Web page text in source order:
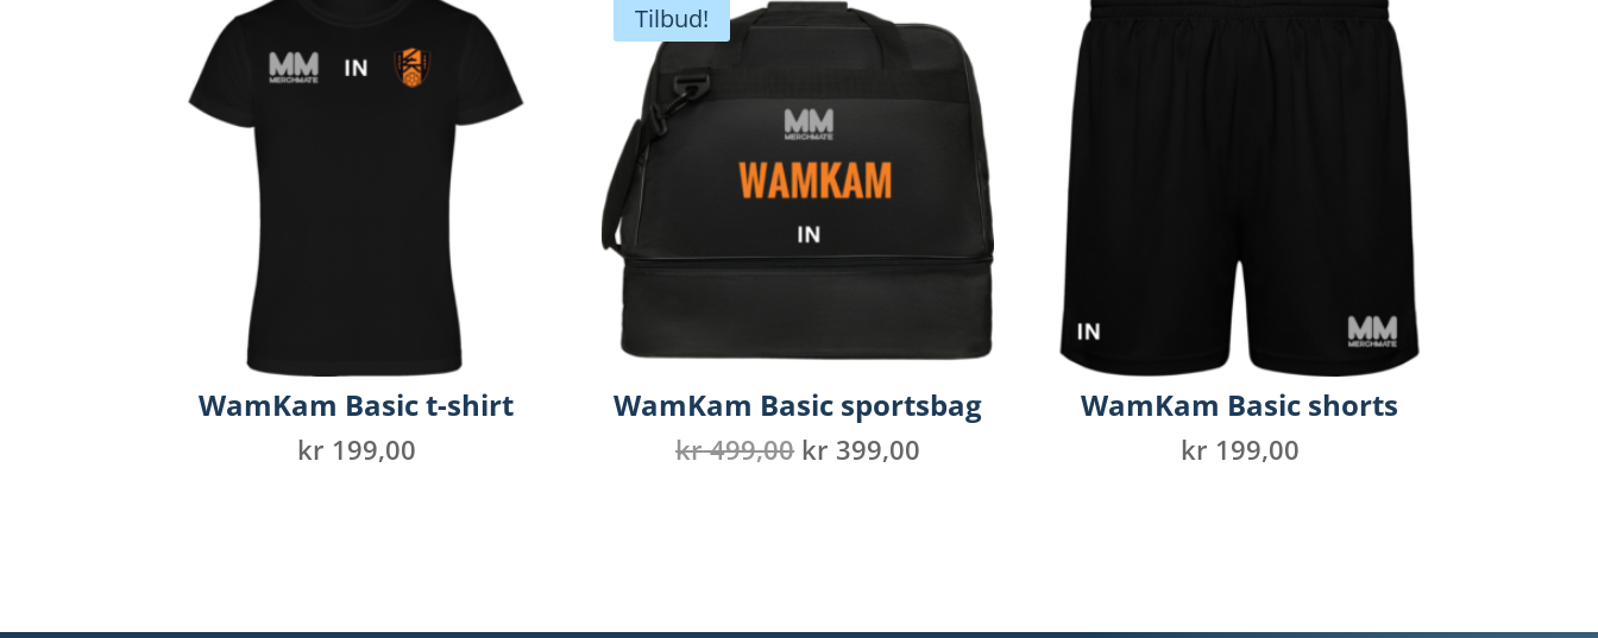
WamKam Basic t-shirt
kr 199,00
Tilbud!
WamKam Basic sportsbag
kr499,00 Opprinnelig
kr 399,00
WamKam Basic shorts
kr 199,00